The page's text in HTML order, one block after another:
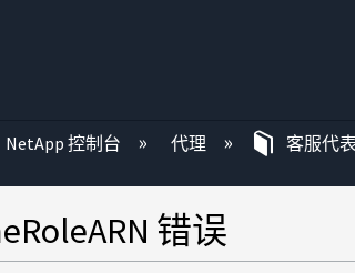
NetApp 控制台 代理 客服代
错误